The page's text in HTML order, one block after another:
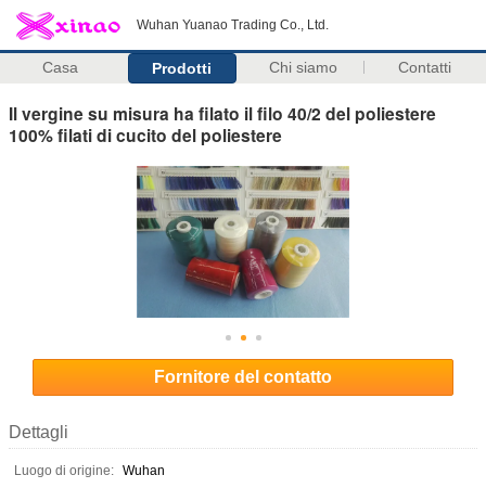
Wuhan Yuanao Trading Co., Ltd.
Casa Prodotti Chi siamo Contatti
Il vergine su misura ha filato il filo 40/2 del poliestere
100% filati di cucito del poliestere
Fornitore del contatto
Dettagli
Luogo di origine: Wuhan